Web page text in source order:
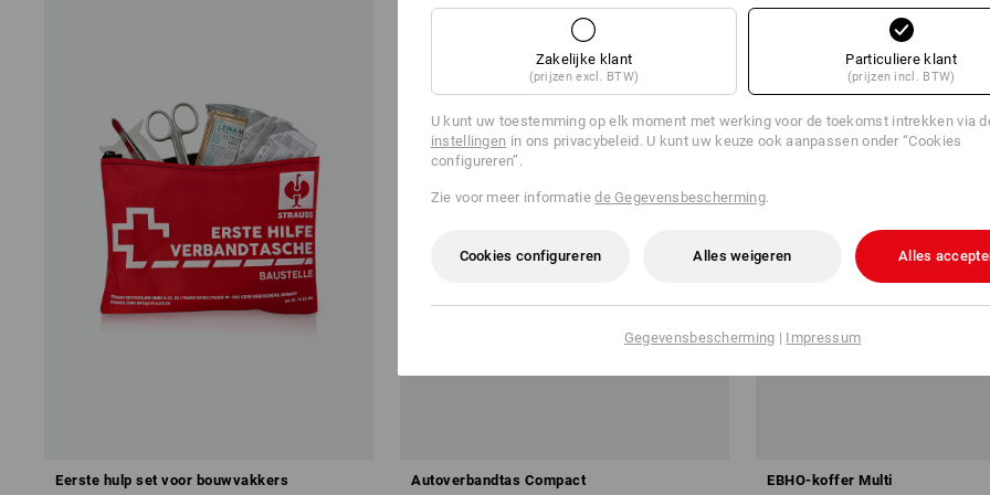
Eerste hulp set voor bouwvakkers Autoverbandtas Compact EBHO-koffer Multi
Zakelijke klant
(prijzen excl. BTW)
Particuliere klant
(prijzen incl. BTW)
U kunt uw toestemming op elk moment met werking voor de toekomst intrekken via
instellingen in ons privacybeleid. U kunt uw keuze ook aanpassen onder “Cookies
configureren”.
Zie voor meer informatiede Gegevensbescherming.
Cookies configureren Alles weigeren Alles
Gegevensbescherming | Impressum